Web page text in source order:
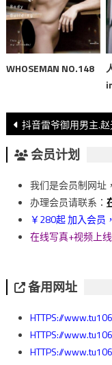
WHOSEMAN NO.148
文
章
導
覽
抖音雷爷御用男主.
会员计划
我们是会员制网址
办理会员请联系：
￥280起 加入会员
在线写真+视频上
备用网址
HTTPS://
HTTPS://
HTTPS://